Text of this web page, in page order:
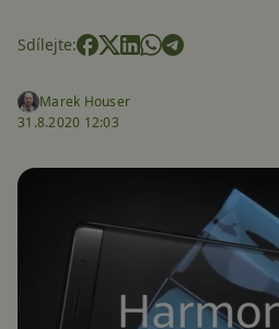
Sdílejte:
Marek Houser
31.8.2020 12:03